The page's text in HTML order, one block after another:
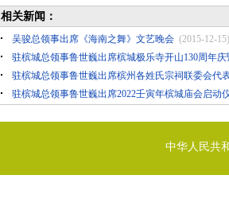
相关新闻：
吴骏总领事出席《海南之舞》文艺晚会 (2015-12-15)
驻槟城总领事鲁世巍出席槟城极乐寺开山130周年
驻槟城总领事鲁世巍出席槟州各姓氏宗祠联委会代
驻槟城总领事鲁世巍出席2022壬寅年槟城庙会启动
中华人民共